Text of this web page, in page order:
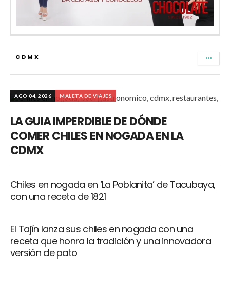
CDMX
AGO 04, 2026 MALETA DE VIAJES
LA GUIA IMPERDIBLE DE DÓNDE
COMER CHILES EN NOGADA EN LA
CDMX
Chiles en nogada en ‘La Poblanita’ de Tacubaya,
con una receta de 1821
El Tajín lanza sus chiles en nogada con una
receta que honra la tradición y una innovadora
versión de pato